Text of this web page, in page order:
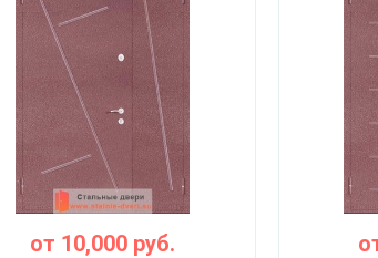
от 10,000руб.